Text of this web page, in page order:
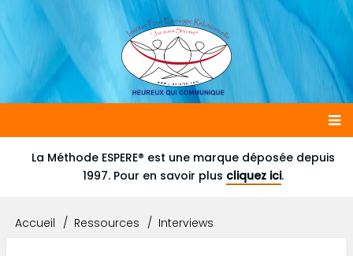
Main
navigation
La Méthode ESPERE® est une marque déposée depuis
1997. Pour en savoir plus cliquez ici.
FilAccueil Ressources Interviews